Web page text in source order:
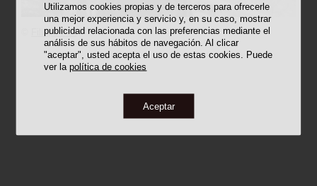
Utilizamos cookies propias y de terceros para ofrecerle
una mejor experiencia y servicio y, en su caso, mostrar
publicidad relacionada con las preferencias mediante el
análisis de sus hábitos de navegación. Al clicar
"aceptar", usted acepta el uso de estas cookies. Puede
ver lapolítica de cookies
Aceptar
Filippo Poli